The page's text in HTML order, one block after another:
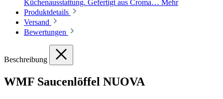
Küchenausstattung. Gefertigt aus Croma… Mehr
Produktdetails
Versand
Bewertungen
Beschreibung
WMF Saucenlöffel NUOVA